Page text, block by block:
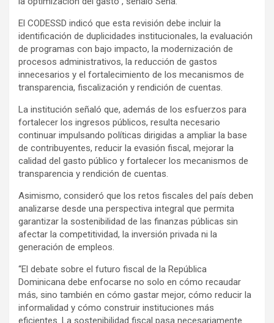
El CODESSD indicó que esta revisión debe incluir la
identificación de duplicidades institucionales, la evaluación
de programas con bajo impacto, la modernización de
procesos administrativos, la reducción de gastos
innecesarios y el fortalecimiento de los mecanismos de
transparencia, fiscalización y rendición de cuentas.
La institución señaló que, además de los esfuerzos para
fortalecer los ingresos públicos, resulta necesario
continuar impulsando políticas dirigidas a ampliar la base
de contribuyentes, reducir la evasión fiscal, mejorar la
calidad del gasto público y fortalecer los mecanismos de
transparencia y rendición de cuentas.
Asimismo, consideró que los retos fiscales del país deben
analizarse desde una perspectiva integral que permita
garantizar la sostenibilidad de las finanzas públicas sin
afectar la competitividad, la inversión privada ni la
generación de empleos.
“El debate sobre el futuro fiscal de la República
Dominicana debe enfocarse no solo en cómo recaudar
más, sino también en cómo gastar mejor, cómo reducir la
informalidad y cómo construir instituciones más
eficientes. La sostenibilidad fiscal pasa necesariamente